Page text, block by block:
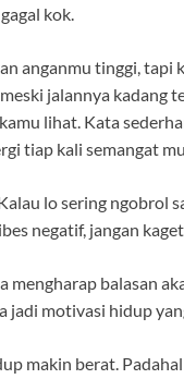
kok.
anganmu tinggi,
jalannya kadang
lihat. Kata
tiap kali semangat
lo sering ngobrol
negatif, jangan
mengharap balasan
jadi motivasi hidup
makin berat.